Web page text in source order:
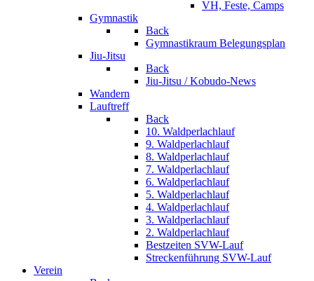
VH, Feste, Camps
Gymnastik
Back
Gymnastikraum Belegungsplan
Jiu-Jitsu
Back
Jiu-Jitsu / Kobudo-News
Wandern
Lauftreff
Back
10. Waldperlachlauf
9. Waldperlachlauf
8. Waldperlachlauf
7. Waldperlachlauf
6. Waldperlachlauf
5. Waldperlachlauf
4. Waldperlachlauf
3. Waldperlachlauf
2. Waldperlachlauf
Bestzeiten SVW-Lauf
Streckenführung SVW-Lauf
Verein